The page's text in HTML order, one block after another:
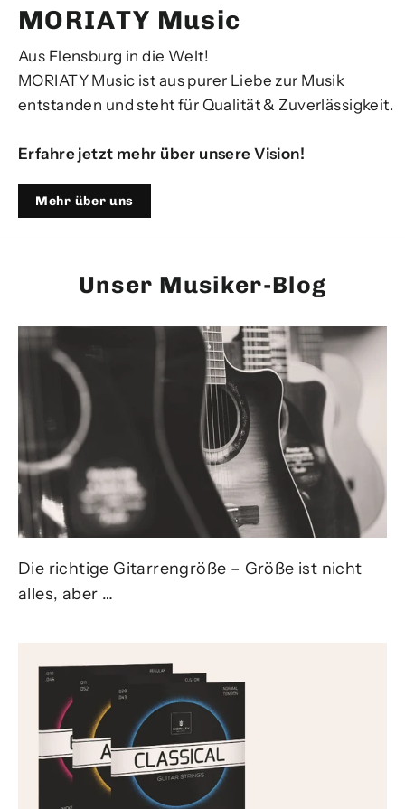
MORIATY Music
Aus Flensburg in die Welt!
MORIATY Music ist aus purer Liebe zur Musik
entstanden und steht für Qualität & Zuverlässigkeit.
Erfahre jetzt mehr über unsere Vision!
Mehr über uns
Unser Musiker-Blog
Die richtige Gitarrengröße – Größe ist nicht
alles, aber …